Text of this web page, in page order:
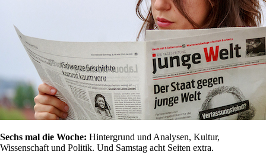
Sechs mal die Woche: Hintergrund und Analysen, Kultur,
Wissenschaft und Politik. Und Samstag acht Seiten extra.